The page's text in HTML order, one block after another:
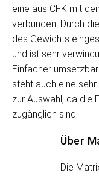
eine aus CFK mit
verbunden. Durch
des Gewichts
und ist sehr
Einfacher
steht auch eine
zur Auswahl, da die
zugänglich sind.
Über
Die